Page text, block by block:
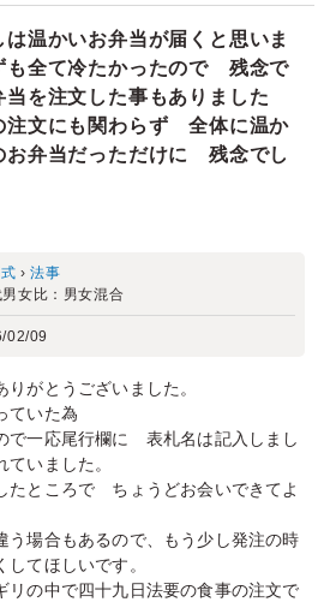
温かいお弁当が届くと思いま
も全て冷たかったので 残念で
を注文した事もありました
注文にも関わらず 全体に温か
弁当だっただけに 残念でし
›法事
男女比： 男女混合
02/09
がとうございました。
ていた為
で一応尾行欄に 表札名は記入しまし
いました。
ところで ちょうどお会いできてよ
う場合もあるので、もう少し発注の時
てほしいです。
リの中で四十九日法要の食事の注文で